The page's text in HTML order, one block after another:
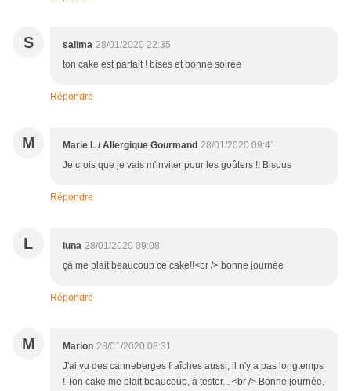
S salima 28/01/2020 22:35
ton cake est parfait ! bises et bonne soirée
Répondre
M Marie L / Allergique Gourmand 28/01/2020 09:41
Je crois que je vais m'inviter pour les goûters !! Bisous
Répondre
L luna 28/01/2020 09:08
çà me plait beaucoup ce cake!!<br /> bonne journée
Répondre
M Marion 28/01/2020 08:31
J'ai vu des canneberges fraîches aussi, il n'y a pas longtemps
! Ton cake me plait beaucoup, à tester... <br /> Bonne journée,